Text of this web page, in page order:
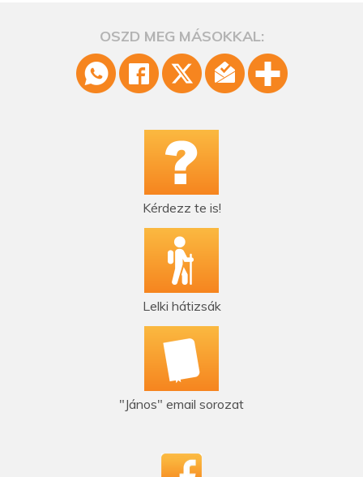
OSZD MEG MÁSOKKAL:
Kérdezz te is!
Lelki hátizsák
"János" email sorozat